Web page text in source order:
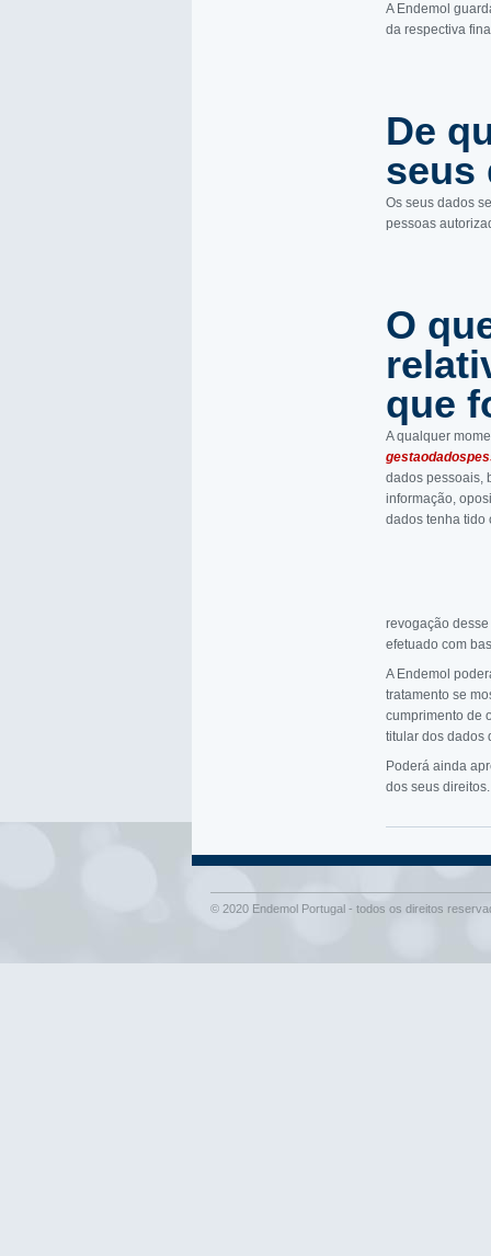
A Endemol
da respectiva
De
seus
Os seus dados
pessoas
O
que
A qualquer
dados pessoais,
informação,
dados tenha tido
revogação
efetuado com
A Endemol
tratamento se
cumprimento de
titular dos dados
Poderá ainda
dos seus direitos.
© 2020 Endemol Portugal - todos os direitos